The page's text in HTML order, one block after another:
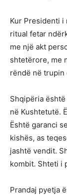
Kur Presidenti
ritual fetar
me një akt
shtetërore, me
rëndë në trupin
Shqipëria
në Kushtetutë.
Është garanci
kishës, as
jashtë vendit.
kombit. Shteti i
Prandaj pyetja